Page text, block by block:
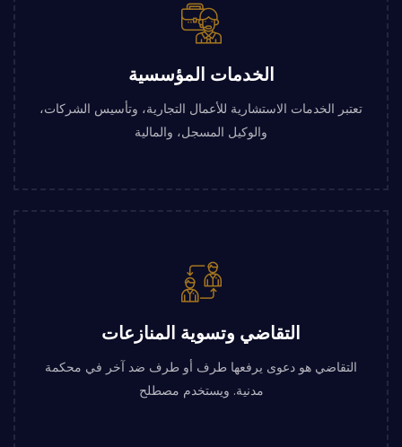
الخدمات المؤسسية
تعتبر الخدمات الاستشارية للأعمال التجارية، وتأسيس الشركات،
والوكيل المسجل، والمالية
التقاضي وتسوية المنازعات
التقاضي هو دعوى يرفعها طرف أو طرف ضد آخر في محكمة
مدنية. ويستخدم مصطلح